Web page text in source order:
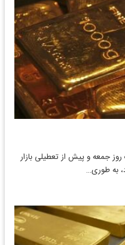
جمعه و پیش از تعطیلی بازار
به طوری…